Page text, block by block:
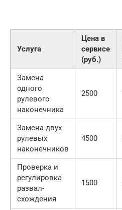
Услуга
Цена в
сервисе
(руб.)
Замена
одного
рулевого
наконечника
2500
Замена двух
рулевых
наконечников
4500
Проверка и
регулировка
развал-
схождения
1500